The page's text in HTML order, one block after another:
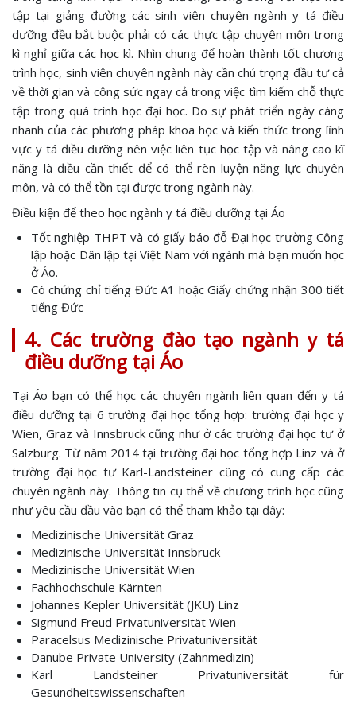
tập tại giảng đường các sinh viên chuyên ngành y tá điều
dưỡng đều bắt buộc phải có các thực tập chuyên môn trong
kì nghỉ giữa các học kì. Nhìn chung để hoàn thành tốt chương
trình học, sinh viên chuyên ngành này cần chú trọng đầu tư cả
về thời gian và công sức ngay cả trong việc tìm kiếm chỗ thực
tập trong quá trình học đại học. Do sự phát triển ngày càng
nhanh của các phương pháp khoa học và kiến thức trong lĩnh
vực y tá điều dưỡng nên việc liên tục học tập và nâng cao kĩ
năng là điều cần thiết để có thể rèn luyện năng lực chuyên
môn, và có thể tồn tại được trong ngành này.
Điều kiện để theo học ngành y tá điều dưỡng tại Áo
Tốt nghiệp THPT và có giấy báo đỗ Đại học trường Công
lập hoặc Dân lập tại Việt Nam với ngành mà bạn muốn học
ở Áo.
Có chứng chỉ tiếng Đức A1 hoặc Giấy chứng nhận 300 tiết
tiếng Đức
4. Các trường đào tạo ngành y tá
điều dưỡng tại Áo
Tại Áo bạn có thể học các chuyên ngành liên quan đến y tá
điều dưỡng tại 6 trường đại học tổng hợp: trường đại học y
Wien, Graz và Innsbruck cũng như ở các trường đại học tư ở
Salzburg. Từ năm 2014 tại trường đại học tổng hợp Linz và ở
trường đại học tư Karl-Landsteiner cũng có cung cấp các
chuyên ngành này. Thông tin cụ thể về chương trình học cũng
như yêu cầu đầu vào bạn có thể tham khảo tại đây:
Medizinische Universität Graz
Medizinische Universität Innsbruck
Medizinische Universität Wien
Fachhochschule Kärnten
Johannes Kepler Universität (JKU) Linz
Sigmund Freud Privatuniversität Wien
Paracelsus Medizinische Privatuniversität
Danube Private University (Zahnmedizin)
Karl Landsteiner Privatuniversität für
Gesundheitswissenschaften